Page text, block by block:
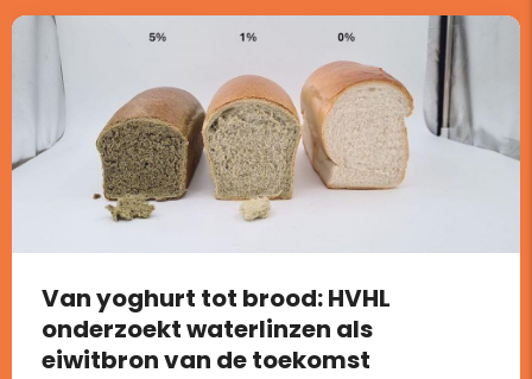
Van yoghurt tot brood: HVHL
onderzoekt waterlinzen als
eiwitbron van de toekomst